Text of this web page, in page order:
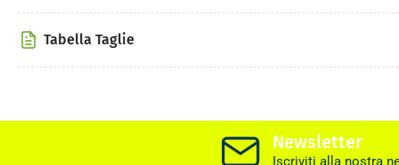
Tabella Taglie
Newsletter
Iscriviti alla nostra